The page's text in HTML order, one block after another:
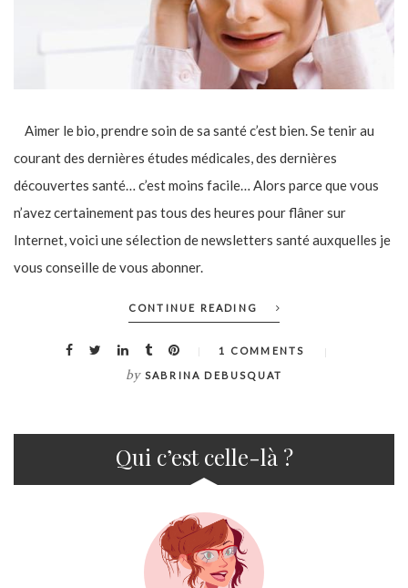
Aimer le bio, prendre soin de sa santé c’est bien. Se tenir au
courant des dernières études médicales, des dernières
découvertes santé… c’est moins facile… Alors parce que vous
n’avez certainement pas tous des heures pour flâner sur
Internet, voici une sélection de newsletters santé auxquelles je
vous conseille de vous abonner.
CONTINUE READING
1 COMMENTS
by SABRINA DEBUSQUAT
Qui c’est celle-là ?